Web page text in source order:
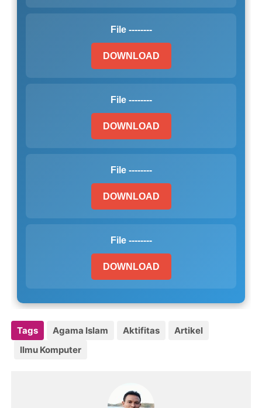
File --------
DOWNLOAD
File --------
DOWNLOAD
File --------
DOWNLOAD
File --------
DOWNLOAD
Tags Agama Islam Aktifitas
Artikel
Ilmu Komputer